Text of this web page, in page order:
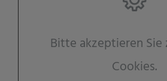
Bitte akzeptieren
Cookies.